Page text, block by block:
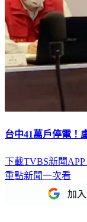
台中41萬戶停電！
下載TVBS新聞
重點新聞一次看